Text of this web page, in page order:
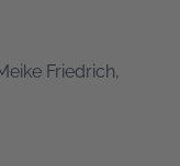
Friedrich,